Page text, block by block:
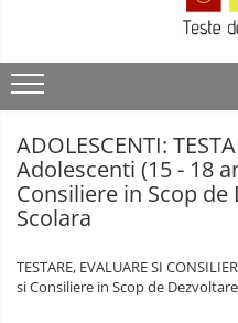
ADOLESCENTI:
Adolescenti (15 - 18
Consiliere in Scop
Scolara
TESTARE, EVALUARE SI
si Consiliere in Scop de